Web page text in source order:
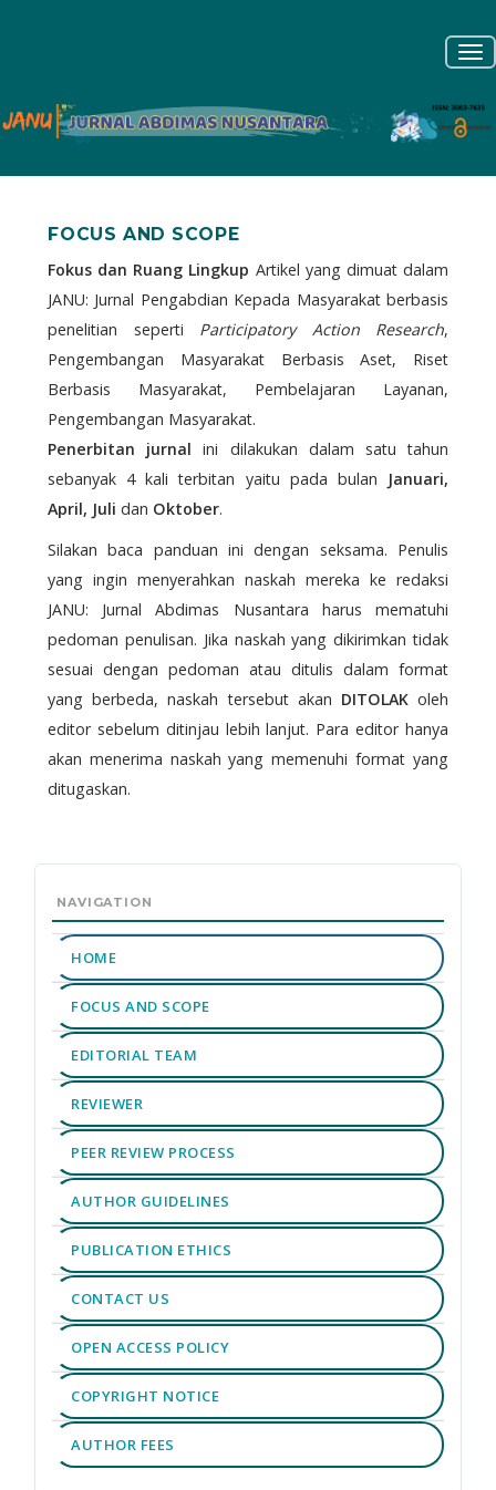
Bilah
Samping
FOCUS AND SCOPE
Fokus dan Ruang Lingkup Artikel yang dimuat dalam
JANU: Jurnal Pengabdian Kepada Masyarakat berbasis
penelitian seperti Participatory Action Research,
Pengembangan Masyarakat Berbasis Aset, Riset
Berbasis Masyarakat, Pembelajaran Layanan,
Pengembangan Masyarakat.
Penerbitan jurnal ini dilakukan dalam satu tahun
sebanyak 4 kali terbitan yaitu pada bulan
Januari,
April, Juli dan Oktober.
Silakan baca panduan ini dengan seksama. Penulis
yang ingin menyerahkan naskah mereka ke redaksi
JANU: Jurnal Abdimas Nusantara harus mematuhi
pedoman penulisan. Jika naskah yang dikirimkan tidak
sesuai dengan pedoman atau ditulis dalam format
yang berbeda, naskah tersebut akan DITOLAKoleh
editor sebelum ditinjau lebih lanjut. Para editor hanya
akan menerima naskah yang memenuhi format yang
ditugaskan.
MENU
NAVIGATION
HOME
FOCUS AND SCOPE
EDITORIAL TEAM
REVIEWER
PEER REVIEW PROCESS
AUTHOR GUIDELINES
PUBLICATION ETHICS
CONTACT US
OPEN ACCESS POLICY
COPYRIGHT NOTICE
AUTHOR FEES